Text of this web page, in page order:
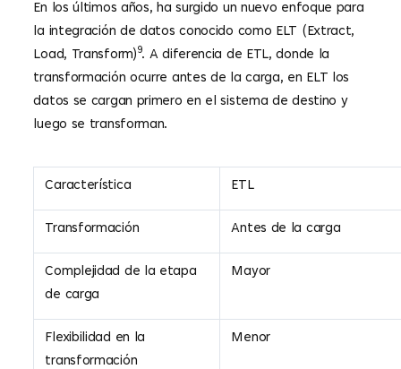
En los últimos años, ha surgido un nuevo enfoque para
la integración de datos conocido como ELT (Extract,
Load, Transform)9. A diferencia de ETL, donde la
transformación ocurre antes de la carga, en ELT los
datos se cargan primero en el sistema de destino y
luego se transforman.
Característica ETL
Transformación Antes de la carga
Complejidad de la etapa
de carga
Mayor
Flexibilidad en la
transformación
Menor